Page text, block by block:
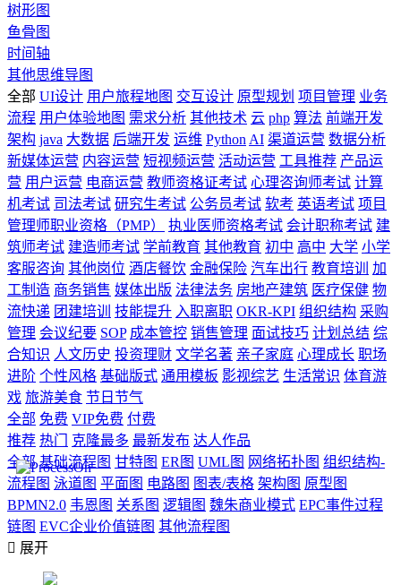
树形图
鱼骨图
时间轴
其他思维导图
全部 UI设计 用户旅程地图 交互设计 原型规划 项目管理 业务
流程 用户体验地图 需求分析 其他技术 云 php 算法 前端开发
架构 java 大数据 后端开发 运维 Python AI 渠道运营 数据分析
新媒体运营 内容运营 短视频运营 活动运营 工具推荐 产品运
营 用户运营 电商运营 教师资格证考试 心理咨询师考试 计算
机考试 司法考试 研究生考试 公务员考试 软考 英语考试 项目
管理师职业资格（PMP）
执业医师资格考试 会计职称考试 建
筑师考试 建造师考试 学前教育 其他教育 初中 高中 大学 小学
客服咨询 其他岗位 酒店餐饮 金融保险 汽车出行 教育培训
加
工制造 商务销售 媒体出版 法律法务 房地产建筑 医疗保健 物
流快递 团建培训 技能提升 入职离职 OKR-KPI 组织结构 采购
管理 会议纪要 SOP 成本管控 销售管理 面试技巧 计划总结 综
合知识 人文历史 投资理财 文学名著 亲子家庭 心理成长 职场
进阶 个性风格 基础版式 通用模板 影视综艺 生活常识 体育游
戏 旅游美食 节日节气
全部 免费 VIP免费 付费
推荐 热门 克隆最多 最新发布 达人作品
全部 基础流程图 甘特图 ER图 UML图 网络拓扑图 组织结构-
流程图 泳道图 平面图 电路图 图表/表格 架构图 原型图
BPMN2.0 韦恩图 关系图 逻辑图 魏朱商业模式 EPC事件过程
链图 EVC企业价值链图 其他流程图
 展开